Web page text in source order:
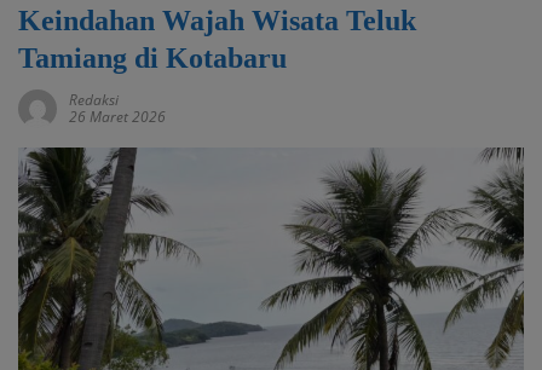
Keindahan Wajah Wisata Teluk
Tamiang di Kotabaru
Redaksi
26 Maret 2026